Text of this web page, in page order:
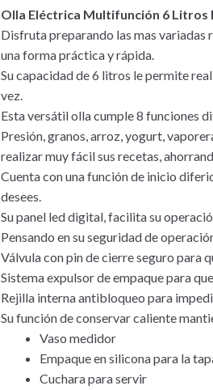
Olla Eléctrica Multifunción 6 Litros
Disfruta preparando las mas
una forma práctica y rápida.
Su capacidad de 6 litros le permite
vez.
Esta versátil olla cumple 8 funciones
Presión, granos, arroz, yogurt,
realizar muy fácil sus recetas,
Cuenta con una función de inicio
desees.
Su panel led digital, facilita su
Pensando en su seguridad de
Válvula con pin de cierre seguro para
Sistema expulsor de empaque para
Rejilla interna antibloqueo para
Su función de conservar caliente
Vaso medidor
Empaque en silicona para la
Cuchara para servir